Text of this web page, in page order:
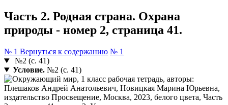
Часть 2. Родная страна. Охрана
природы - номер 2, страница 41.
№ 1 Вернуться к содержанию № 1
№2 (с. 41)
Условие.№2 (с. 41)